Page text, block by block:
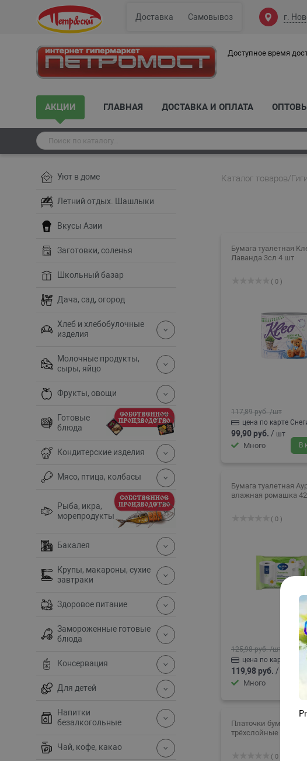
Доставка Самовывоз г.
Доступное время
АКЦИИ ГЛАВНАЯ ДОСТАВКА И ОПЛАТА
Каталог товаров/
Бумага туалетная
Лаванда 3сл 4 шт
( 0 )
117,89 руб. /шт
цена по карте
99,90 руб. / шт
Много В
Бумага туалетная
влажная ромашка
( 0 )
125,98 руб. /шт
цена по карте
119,98 руб. /
Много
Платочки бумажные
трёхслойные 10шт
( 0 )
Уют в доме
Летний отдых. Шашлыки
Вкусы Азии
Заготовки, соленья
Школьный базар
Дача, сад, огород
Хлеб и хлебобулочные
изделия
Молочные продукты,
сыры, яйцо
Фрукты, овощи
Готовые
блюда
Кондитерские изделия
Мясо, птица, колбасы
Рыба, икра,
морепродукты
Бакалея
Крупы, макароны, сухие
завтраки
Здоровое питание
Замороженные готовые
блюда
Консервация
Для детей
Напитки
безалкогольные
Чай, кофе, какао